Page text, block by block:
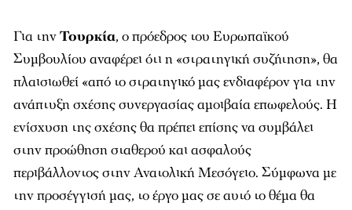
Για τηνΤουρκία, ο πρόεδρος του Ευρωπαϊκού
Συμβουλίου αναφέρει ότι η «στρατηγική συζήτηση», θα
πλαισιωθεί «από το στρατηγικό μας ενδιαφέρον για την
ανάπτυξη σχέσης συνεργασίας αμοιβαία επωφελούς. Η
ενίσχυση της σχέσης θα πρέπει επίσης να συμβάλει
στην προώθηση σταθερού και ασφαλούς
περιβάλλοντος στην Ανατολική Μεσόγειο. Σύμφωνα με
την προσέγγισή μας, το έργο μας σε αυτό το θέμα θα